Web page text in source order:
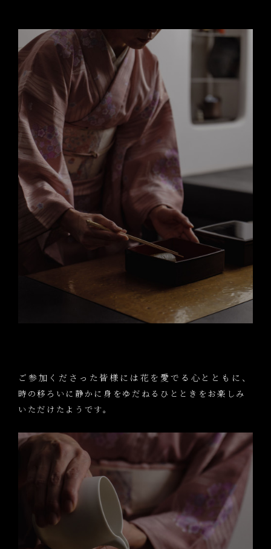
理念
Philosophy
松葉屋茶寮
Matsubaya saryō
方 舟
hakobune GALLERY
緑 閑 庵
ご予約
hakobune GALLERY
オンラインショップ
ご予約・お取り置き
採用情報
ご参加くださった皆様には花を愛でる心とともに、
時の移ろいに静かに身をゆだねるひとときをお楽しみ
いただけたようです。